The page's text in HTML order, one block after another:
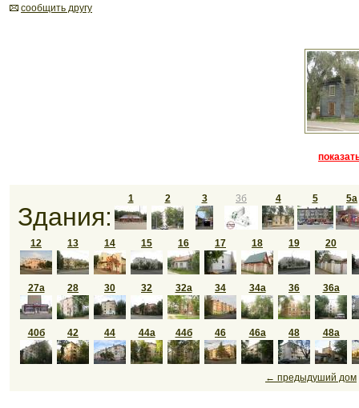
cообщить другу
Здания:
1 2 3 3б 4 5 5а
12 13 14 15 16 17 18 19 20
27а 28 30 32 32а 34 34а 36 36а
40б 42 44 44а 44б 46 46а 48 48а
← предыдуший дом